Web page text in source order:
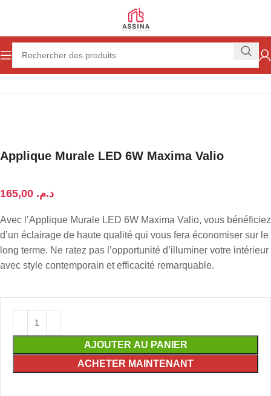
Accueil Electricité et éclairage Éclairage Applique
Applique Murale LED 6W Maxima Valio
د.م.
Avec l’Applique Murale LED 6W Maxima Valio, vous bénéficiez
d’un éclairage de haute qualité qui vous fera économiser sur le
long terme. Ne ratez pas l’opportunité d’illuminer votre intérieur
avec style contemporain et efficacité remarquable.
AJOUTER AU PANIER
ACHETER MAINTENANT